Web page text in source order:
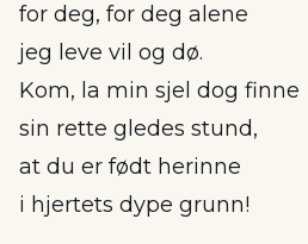
for deg, for deg alene
jeg leve vil og dø.
Kom, la min sjel dog finne
sin rette gledes stund,
at du er født herinne
i hjertets dype grunn!